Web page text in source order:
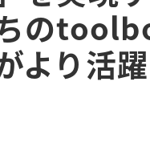
の
より活